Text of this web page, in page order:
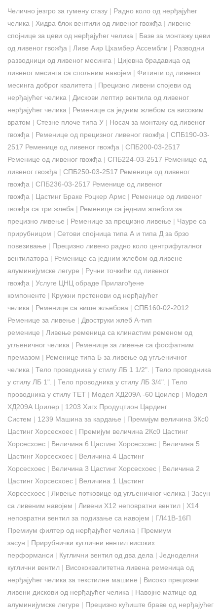
Челично језгро за гумену стазу | Радно коло од нерђајућег
челика | Хидра блок вентили од ливеног гвожђа | ливене
спојнице за цеви од нерђајућег челика | Базе за монтажу цеви
од ливеног гвожђа | Ливе Аир Цхамбер Ассембли | Разводни
разводници од ливеног месинга | Цијевна брадавица од
ливеног месинга са спољним навојем | Фитинги од ливеног
месинга доброг квалитета | Прецизно ливени спојеви од
нерђајућег челика | Дискови лептир вентила од ливеног
нерђајућег челика | Ременице са једним жлебом са високим
вратом | Стезне плоче типа У | Носач за монтажу од ливеног
гвожђа | Ременице од прецизног ливеног гвожђа | СПБ190-03-
2517 Ременице од ливеног гвожђа | СПБ200-03-2517
Ременице од ливеног гвожђа | СПБ224-03-2517 Ременице од
ливеног гвожђа | СПБ250-03-2517 Ременице од ливеног
гвожђа | СПБ236-03-2517 Ременице од ливеног
гвожђа | Цастинг Браке Роцкер Армс | Ременице од ливеног
гвожђа са три жлеба | Ременице са једним жлебом за
прецизно ливење | Ременице за прецизно ливење | Чауре са
прирубницом | Сетови спојница типа А и типа Д за брзо
повезивање | Прецизно ливено радно коло центрифугалног
вентилатора | Ременице са једним жлебом од ливене
алуминијумске легуре | Ручни точкићи од ливеног
гвожђа | Услуге ЦНЦ обраде Прилагођене
компоненте | Кружни прстенови од нерђајућег
челика | Ременице са више жљебова | СПБ160-02-2012
Ременице за ливење | Двоструки жлеб А-тип
ременице | Ливење ременица са клинастим ременом од
угљеничног челика | Ременице за ливење са фосфатним
премазом | Ременице типа Б за ливење од угљеничног
челика | Тело проводника у стилу ЛБ 1 1/2". | Тело проводника
у стилу ЛБ 1". | Тело проводника у стилу ЛБ 3/4". | Тело
проводника у стилу ТЕТ | Модел ХД209А -60 Цоилер | Модел
ХД209А Цоилер | 1203 Хигх Продуцтион Цардинг
Систем | 1239 Машина за кардање | Премијум величина 3Кс0
Цастинг Хорсесхоес | Премијум величина 2Кс0 Цастинг
Хорсесхоес | Величина 6 Цастинг Хорсесхоес | Величина 5
Цастинг Хорсесхоес | Величина 4 Цастинг
Хорсесхоес | Величина 3 Цастинг Хорсесхоес | Величина 2
Цастинг Хорсесхоес | Величина 1 Цастинг
Хорсесхоес | Ливење потковице од угљеничног челика | Засун
са ливеним навојем | Ливени Х12 неповратни вентил | Х14
неповратни вентил за подизање са навојем | ГЛ41В-16П
Премиум филтер од нерђајућег челика | Премиум
засун | Прирубнички куглични вентил високих
перформанси | Куглични вентил од два дела | Једноделни
куглични вентил | Висококвалитетна ливена ременица од
нерђајућег челика за текстилне машине | Високо прецизни
ливени дискови од нерђајућег челика | Навојне матице од
алуминијумске легуре | Прецизно кућиште браве од нерђајућег